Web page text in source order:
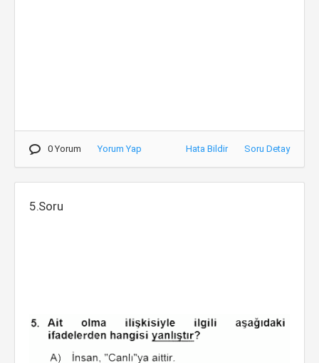
0 Yorum Yorum Yap Hata Bildir Soru Detay
5.Soru